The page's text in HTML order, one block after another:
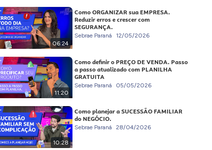
06:24
Como ORGANIZAR sua EMPRESA.
Reduzir erros e crescer com
SEGURANÇA.
Sebrae Paraná 12/05/2026
11:20
Como definir o PREÇO DE VENDA. Passo
a passo atualizado com PLANILHA
GRATUITA
Sebrae Paraná 05/05/2026
10:28
Como planejar a SUCESSÃO FAMILIAR
do NEGÓCIO.
Sebrae Paraná 28/04/2026